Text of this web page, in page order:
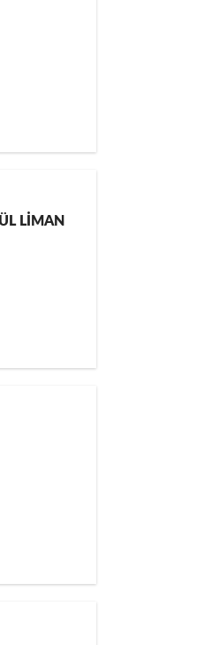
LİMAN